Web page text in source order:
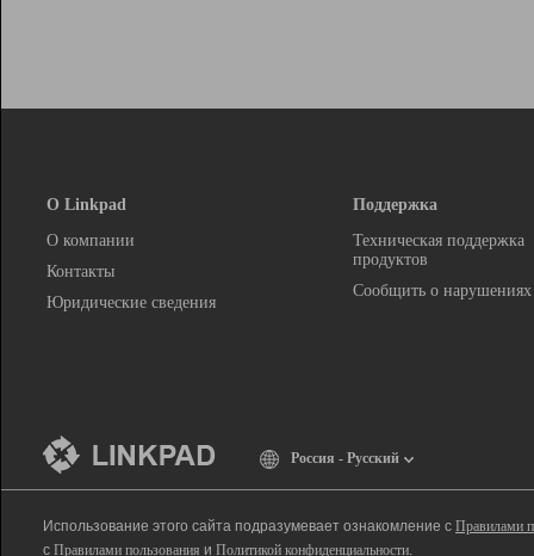
О Linkpad
О компании
Контакты
Юридические сведения
Поддержка
Техническая поддержка
продуктов
Сообщить о нарушениях
Россия - Русский
Использование этого сайта подразумевает ознакомление с Правилами
с Правилами пользования и Политикой конфиденциальности.